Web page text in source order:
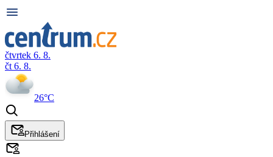
čtvrtek 6. 8.
čt 6. 8.
26°C
Přihlášení